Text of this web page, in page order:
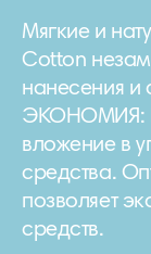
Мягкие и
Cotton
нанесения
ЭКОНОМИЯ:
вложение в
средства.
позволяет
средств.